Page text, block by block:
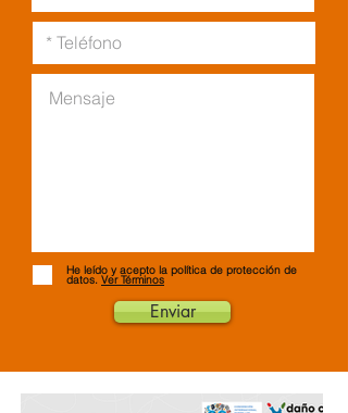
He leído y acepto la política de protección de
datos. Ver Términos
Enviar